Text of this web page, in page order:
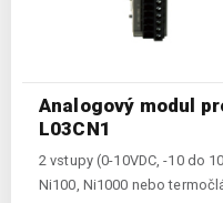
Analogový modul
L03CN1
2 vstupy (0-10VDC, -10 do
Ni100, Ni1000 nebo